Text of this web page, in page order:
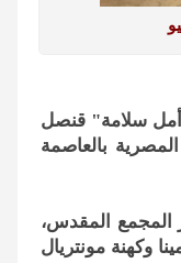
سلامة" قنصل
القنصلية المصرية بالعاصمة
المقدس،
مونتريال